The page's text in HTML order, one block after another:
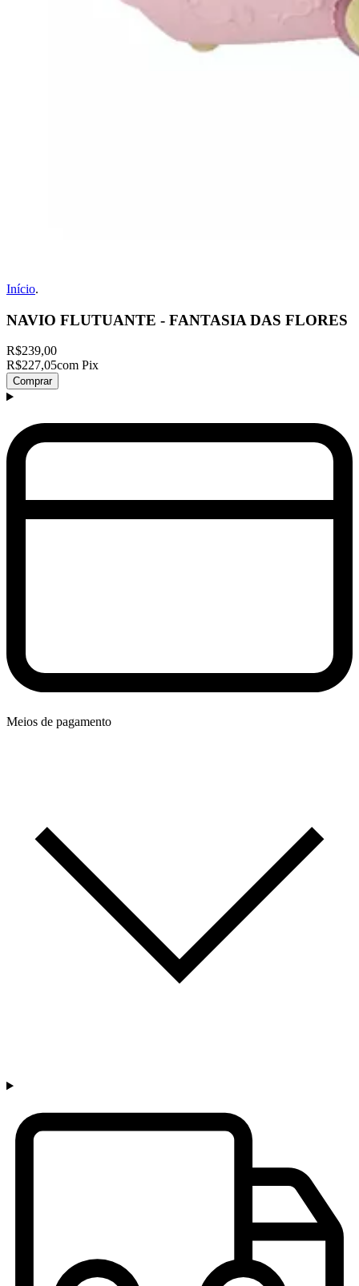
Início.
NAVIO FLUTUANTE - FANTASIA DAS FLORES
R$239,00
R$227,05com Pix
Comprar
Meios de pagamento